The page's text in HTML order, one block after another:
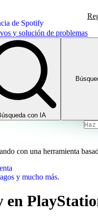
de Spotify
y solución de problemas
con IA
con una herramienta
y mucho más.
en